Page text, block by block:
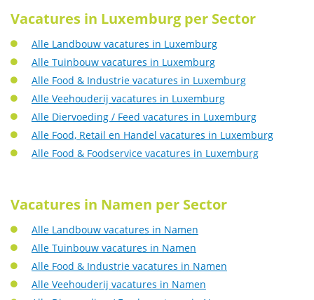
Vacatures in Luxemburg per Sector
Alle Landbouw vacatures in Luxemburg
Alle Tuinbouw vacatures in Luxemburg
Alle Food & Industrie vacatures in Luxemburg
Alle Veehouderij vacatures in Luxemburg
Alle Diervoeding / Feed vacatures in Luxemburg
Alle Food, Retail en Handel vacatures in Luxemburg
Alle Food & Foodservice vacatures in Luxemburg
Vacatures in Namen per Sector
Alle Landbouw vacatures in Namen
Alle Tuinbouw vacatures in Namen
Alle Food & Industrie vacatures in Namen
Alle Veehouderij vacatures in Namen